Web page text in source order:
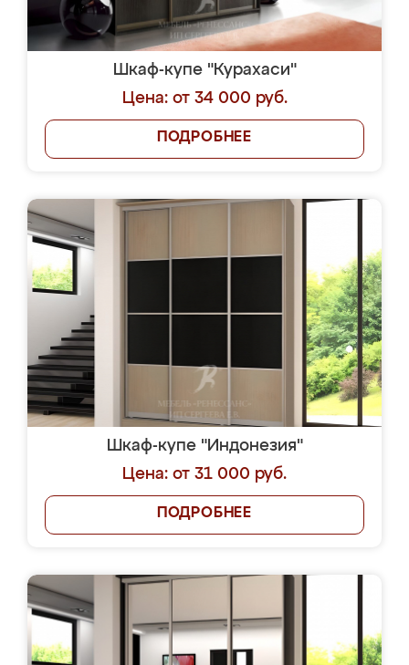
Шкаф-купе "Курахаси"
Цена: от 34 000 руб.
ПОДРОБНЕЕ
Шкаф-купе "Индонезия"
Цена: от 31 000 руб.
ПОДРОБНЕЕ